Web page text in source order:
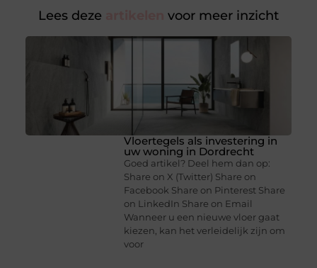
Lees deze voor meer inzicht
Vloertegels als investering in
uw woning in Dordrecht
Goed artikel? Deel hem dan op:
Share on X (Twitter) Share on
Facebook Share on Pinterest Share
on LinkedIn Share on Email
Wanneer u een nieuwe vloer gaat
kiezen, kan het verleidelijk zijn om
voor